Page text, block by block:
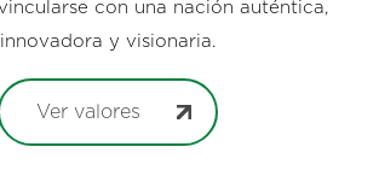
con una nación auténtica,
innovadora y visionaria.
Ver valores